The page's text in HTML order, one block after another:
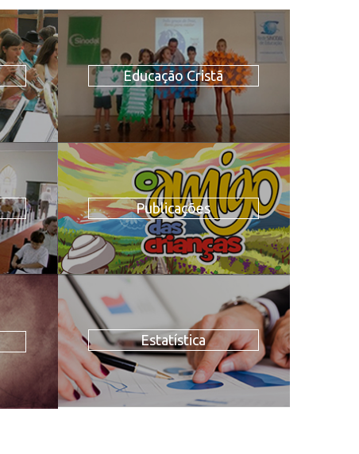
Educação Cristã
Publicações
Estatística